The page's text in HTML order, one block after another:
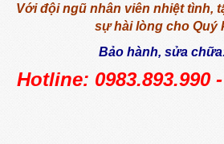
Với đội ngũ nhân viên nhiệt tình,
sự hài lòng cho Quý
Bảo hành, sửa
Hotline: 0983.893.990